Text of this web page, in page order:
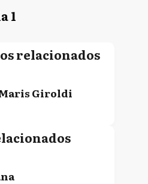
1
relacionados
Giroldi